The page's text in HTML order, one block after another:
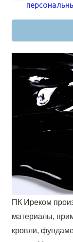
ПК Иреком
материалы,
кровли,